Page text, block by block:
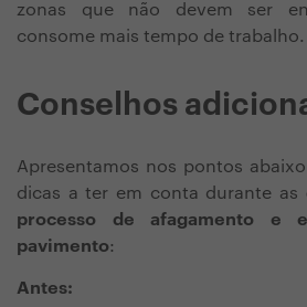
zonas que não devem ser
consome mais tempo de trabalho.
Conselhos
Apresentamos nos pontos
dicas a ter em conta durante as
processo de afagamento e
pavimento:
Antes: